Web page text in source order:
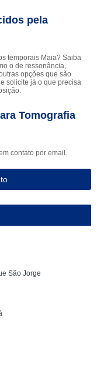
pela
temporais Maia? Saiba
o de ressonância,
opções que são
solicite já o que precisa
Tomografia
contato por email.
São Jorge